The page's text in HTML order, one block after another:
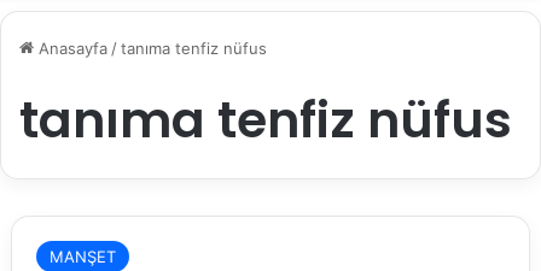
Anasayfa /tanıma tenfiz nüfus
tanıma tenfiz nüfus
MANŞET